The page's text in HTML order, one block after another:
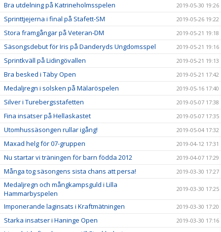
Bra utdelning på Katrineholmsspelen 2019-05-30 19:26
Sprinttjejerna i final på Stafett-SM 2019-05-26 19:22
Stora framgångar på Veteran-DM 2019-05-21 19:18
Säsongsdebut för Iris på Danderyds Ungdomsspel 2019-05-21 19:16
Sprintkväll på Lidingövallen 2019-05-21 19:13
Bra besked i Täby Open 2019-05-21 17:42
Medaljregn i solsken på Mälaröspelen 2019-05-16 17:40
Silver i Turebergsstafetten 2019-05-07 17:38
Fina insatser på Hellaskastet 2019-05-07 17:35
Utomhussäsongen rullar igång! 2019-05-04 17:32
Maxad helg för 07-gruppen 2019-04-12 17:31
Nu startar vi träningen för barn födda 2012 2019-04-07 17:29
Många tog säsongens sista chans att persa! 2019-03-30 17:27
Medaljregn och mångkampsguld i Lilla
Hammarbyspelen
2019-03-30 17:25
Imponerande laginsats i Kraftmätningen 2019-03-30 17:20
Starka insatser i Haninge Open 2019-03-30 17:16